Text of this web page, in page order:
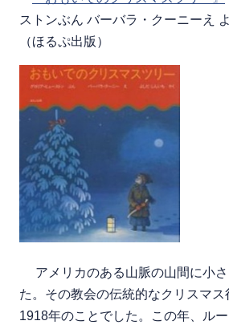
ストンぶん バーバラ・クーニーえ
（ほるぷ出版）
アメリカのある山脈の山間に小さ
た。その教会の伝統的なクリスマス
1918年のことでした。この年、ル